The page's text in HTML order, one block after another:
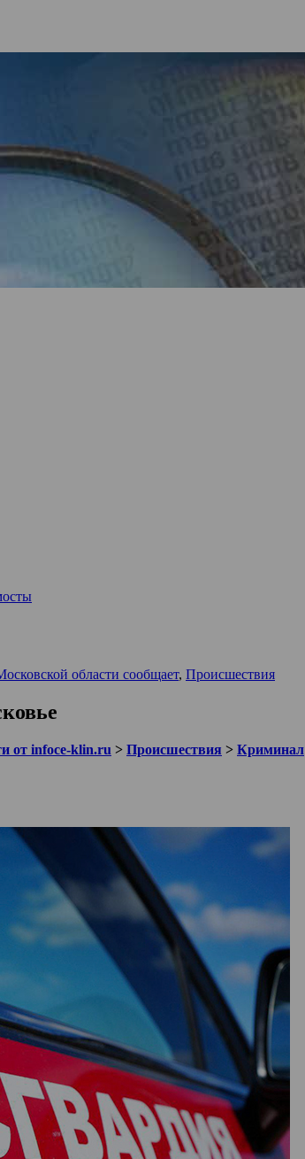
области сообщает, Происшествия
от infoce-klin.ru > Происшествия > Криминал